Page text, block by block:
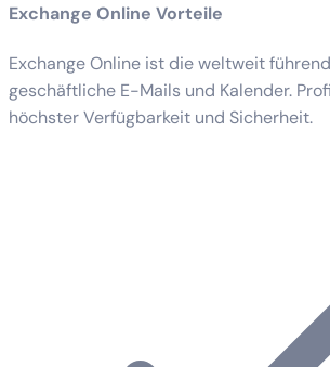
Exchange Online Vorteile
Exchange Online ist die weltweit
geschäftliche E-Mails und Kalender.
höchster Verfügbarkeit und Sicherheit.